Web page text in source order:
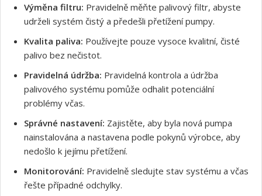
Výměna filtru: Pravidelně měňte palivový filtr, abyste
udrželi systém čistý a předešli přetížení pumpy.
Kvalita paliva: Používejte pouze vysoce kvalitní, čisté
palivo bez nečistot.
Pravidelná údržba: Pravidelná kontrola a údržba
palivového systému pomůže odhalit potenciální
problémy včas.
Správné nastavení: Zajistěte, aby byla nová pumpa
nainstalována a nastavena podle pokynů výrobce, aby
nedošlo k jejímu přetížení.
Monitorování: Pravidelně sledujte stav systému a včas
řešte případné odchylky.